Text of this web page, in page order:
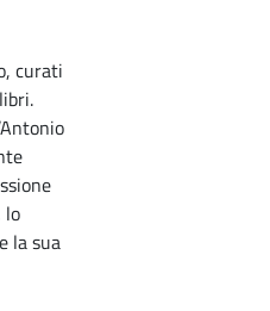
curati
lo
la sua